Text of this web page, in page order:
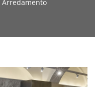
Arredamento